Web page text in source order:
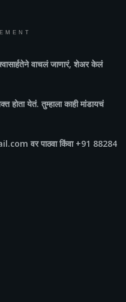
वाचलं जाणारं, शेअर केलं
होता येतं. तुम्हाला काही मांडायचं
वर पाठवा किंवा +91 88284